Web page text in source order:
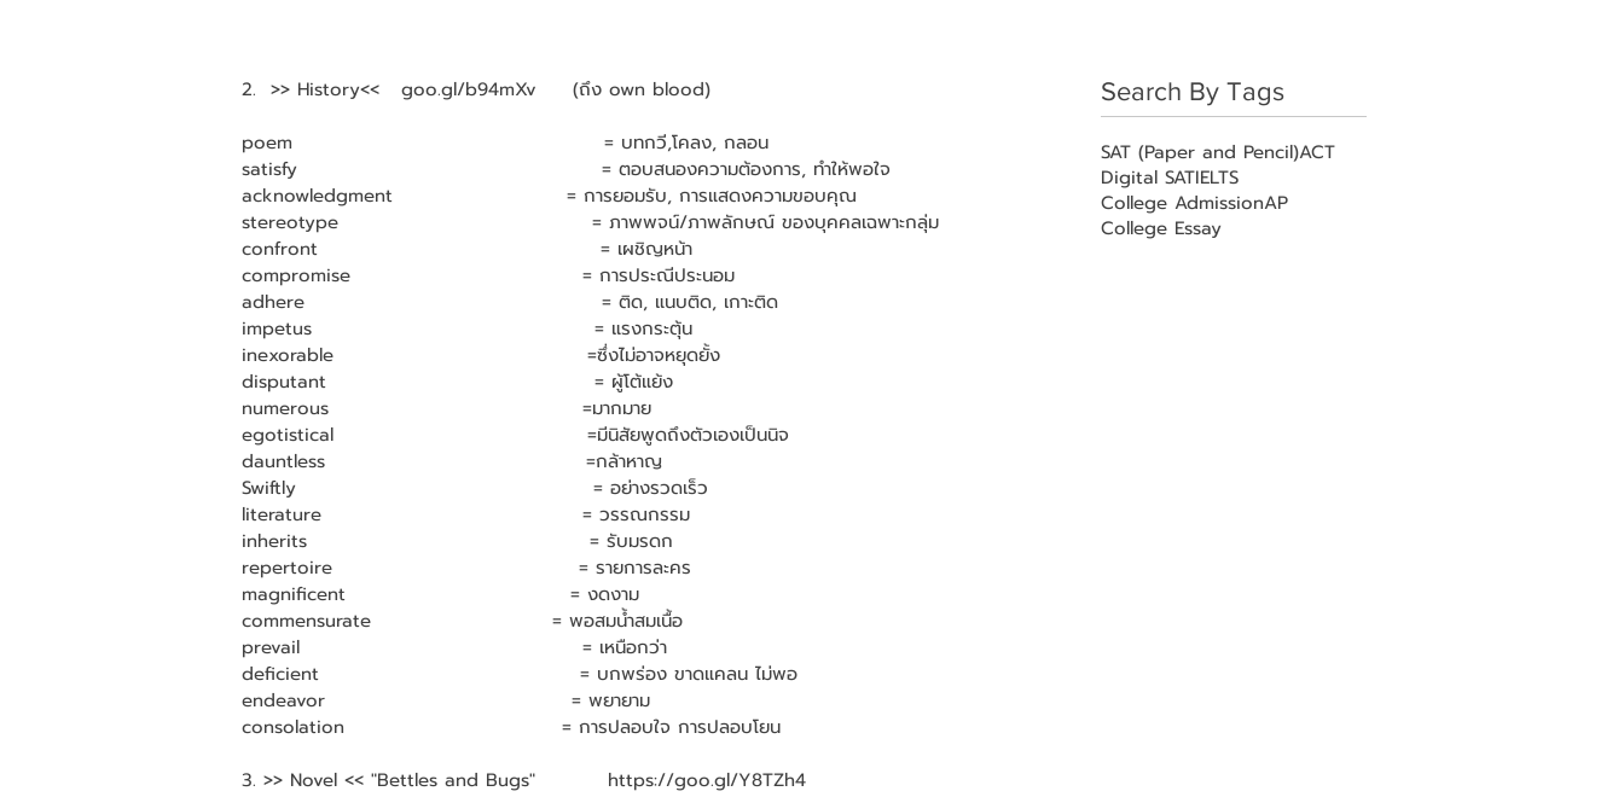
2.  >> History<<   goo.gl/b94mXv     (ถึง own blood)
poem                                           = บทกวี,โคลง, กลอน
satisfy                                          = ตอบสนองความต้องการ, ทำให้พอใจ
acknowledgment                        = การยอมรับ, การแสดงความขอบคุณ
stereotype                                   = ภาพพจน์/ภาพลักษณ์ ของบุคคลเฉพาะกลุ่ม
confront                                       = เผชิญหน้า
compromise                                = การประณีประนอม
adhere                                         = ติด, แนบติด, เกาะติด
impetus                                       = แรงกระตุ้น
inexorable                                   =ซึ่งไม่อาจหยุดยั้ง
disputant                                     = ผู้โต้แย้ง
numerous                                   =มากมาย
egotistical                                   =มีนิสัยพูดถึงตัวเองเป็นนิจ
dauntless                                    =กล้าหาญ
Swiftly                                         = อย่างรวดเร็ว
literature                                    = วรรณกรรม
inherits                                       = รับมรดก
repertoire                                  = รายการละคร
magnificent                               = งดงาม
commensurate                         = พอสมน้ำสมเนื้อ
prevail                                       = เหนือกว่า
deficient                                    = บกพร่อง ขาดแคลน ไม่พอ
endeavor                                  = พยายาม
consolation                              = การปลอบใจ การปลอบโยน
3. >> Novel << "Bettles and Bugs"          https://goo.gl/Y8TZh4
Search By Tags
SAT (Paper and Pencil)ACT
Digital SATIELTS
College AdmissionAP
College Essay